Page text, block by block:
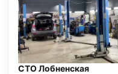
СТО Лобненская